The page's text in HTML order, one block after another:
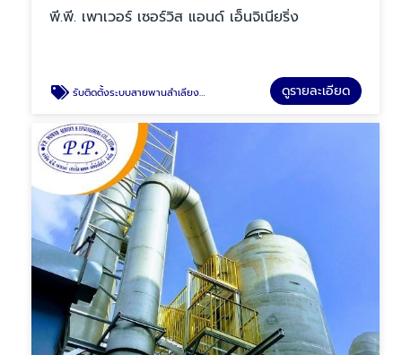
พี.พี. เพาเวอร์ เซอร์วิส แอนด์ เอ็นจิเนียริ่ง
รับติดตั้งระบบสายพานลำเลียง (Screw conveyor) ดูรายละเอียด